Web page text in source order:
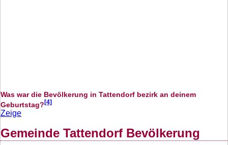
Was war die Bevölkerung in Tattendorf bezirk an deinem
Geburtstag?[4]
Zeige
Gemeinde Tattendorf Bevölkerung